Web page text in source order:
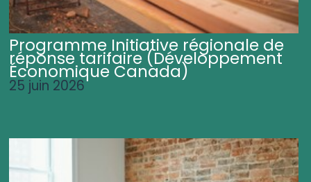
Programme Initiative régionale de
réponse tarifaire (Développement
Économique Canada)
25 juin 2026